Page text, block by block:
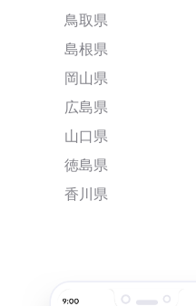
鳥取県
島根県
岡山県
広島県
山口県
徳島県
香川県